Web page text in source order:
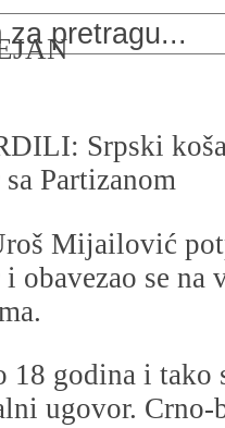
Srpski
Partizanom
Mijailović
obavezao se na
godina i tako
ugovor.